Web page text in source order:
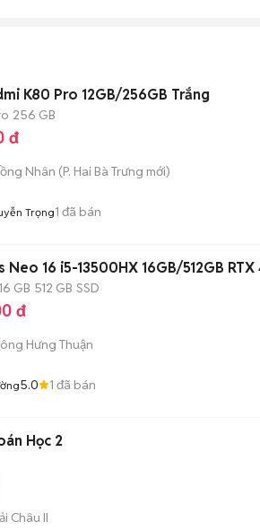
K80 Pro 12GB/256GB Trắng
256 GB
đ
Nhân (P. Hai Bà Trưng mới)
Trọng1 đã bán
Neo 16 i5-13500HX 16GB/512GB
16 GB 512 GB SSD
đ
Hưng Thuận
5.0 1 đã bán
Học 2
Châu II